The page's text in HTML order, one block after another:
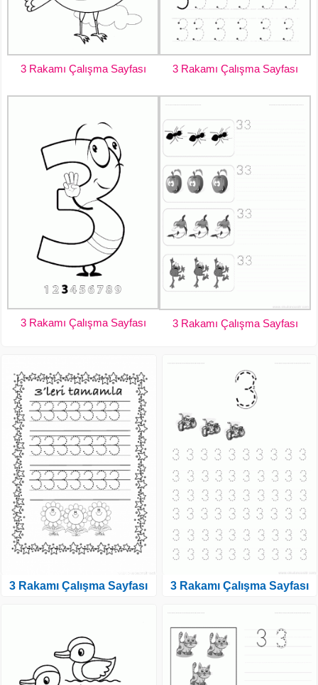
3 Rakamı Çalışma Sayfası 3 Rakamı Çalışma Sayfası
3 Rakamı Çalışma Sayfası 3 Rakamı Çalışma Sayfası
3 Rakamı Çalışma Sayfası 3 Rakamı Çalışma Sayfası